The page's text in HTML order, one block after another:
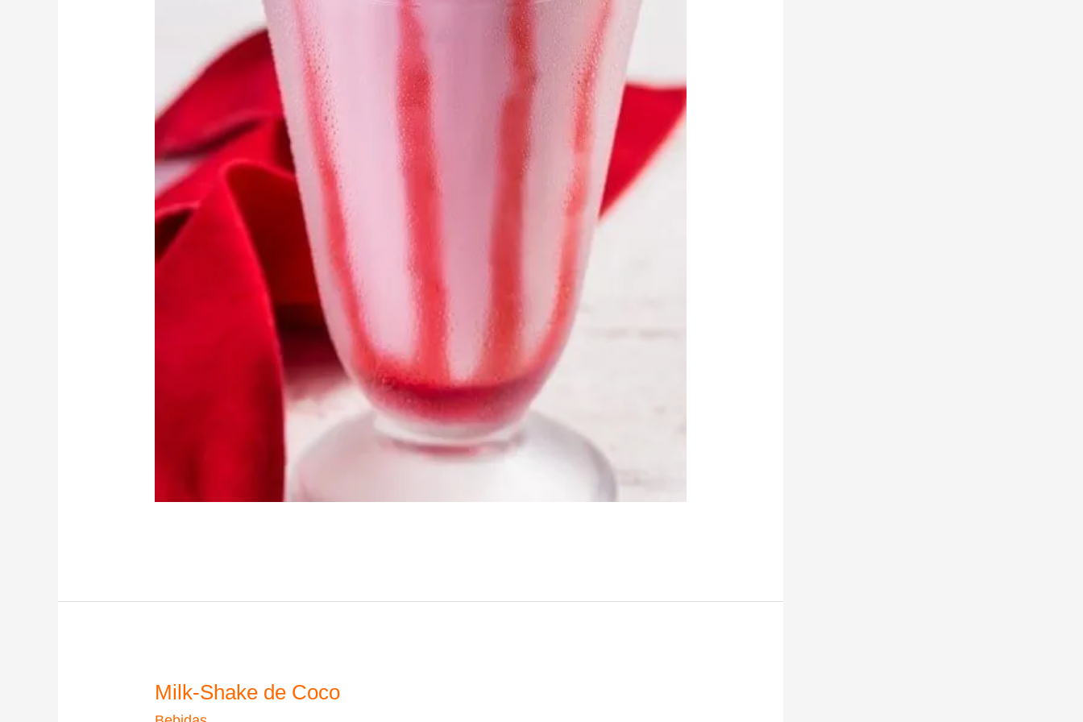
Milk-Shake de Coco